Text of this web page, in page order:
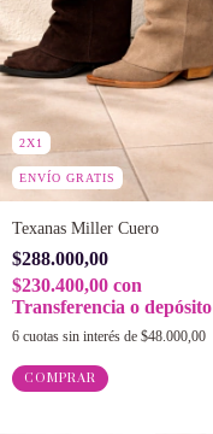
2X1
ENVÍO GRATIS
Texanas Miller Cuero
$288.000,00
$230.400,00 con
Transferencia o depósito
6 cuotas sin interés de $48.000,00
COMPRAR